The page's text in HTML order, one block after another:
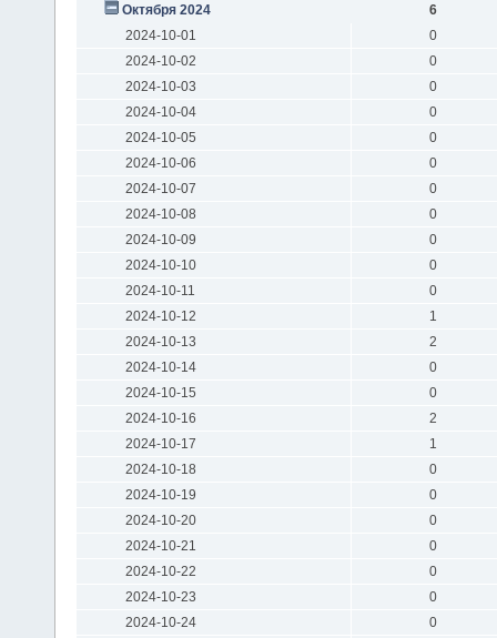
Октября 2024
6
2024-10-01
0
2024-10-02
0
2024-10-03
0
2024-10-04
0
2024-10-05
0
2024-10-06
0
2024-10-07
0
2024-10-08
0
2024-10-09
0
2024-10-10
0
2024-10-11
0
2024-10-12
1
2024-10-13
2
2024-10-14
0
2024-10-15
0
2024-10-16
2
2024-10-17
1
2024-10-18
0
2024-10-19
0
2024-10-20
0
2024-10-21
0
2024-10-22
0
2024-10-23
0
2024-10-24
0